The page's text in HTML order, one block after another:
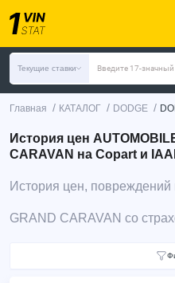
Текущие ставки Введите 17-
Главная / КАТАЛОГ / DODGE /
История цен
CARAVAN на Copart и IAAI
История цен,
GRAND CARAVAN со